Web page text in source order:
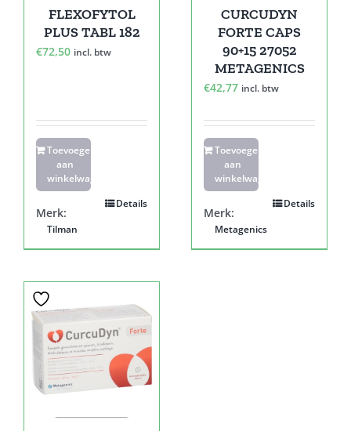
FLEXOFYTOL
PLUS TABL 182
€72,50 incl. btw
Toevoegen
aan
winkelwagen
Details
Merk:
Tilman
CURCUDYN
FORTE CAPS
90+15 27052
METAGENICS
€42,77 incl. btw
Toevoegen
aan
winkelwagen
Details
Merk:
Metagenics